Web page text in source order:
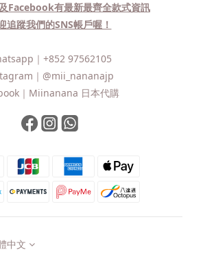
Facebook有最新最齊全款式資訊
追蹤我們的SNS帳戶喔！
｜ +852 97562105
｜ @mii_nananajp
｜ Miinanana 日本代購
中文